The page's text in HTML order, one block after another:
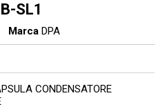
SL1
Marca DPA
CONDENSATORE